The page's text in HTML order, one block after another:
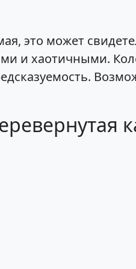
это может
и хаотичными.